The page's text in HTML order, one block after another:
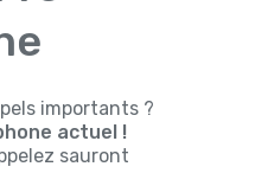
importants ?
actuel !
sauront